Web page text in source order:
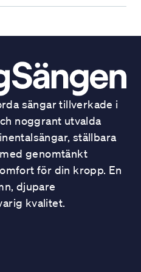
sängar tillverkade i
noggrant utvalda
ställbara
genomtänkt
för din kropp. En
djupare
kvalitet.